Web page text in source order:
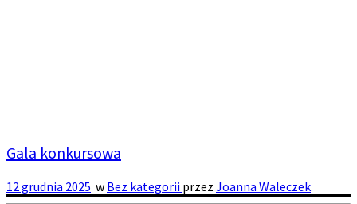
Gala konkursowa
12 grudnia 2025 w Bez kategorii przez Joanna Waleczek